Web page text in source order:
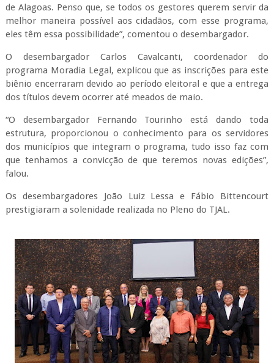
de Alagoas. Penso que, se todos os gestores querem servir da
melhor maneira possível aos cidadãos, com esse programa,
eles têm essa possibilidade”, comentou o desembargador.
O desembargador Carlos Cavalcanti, coordenador do
programa Moradia Legal, explicou que as inscrições para este
biênio encerraram devido ao período eleitoral e que a entrega
dos títulos devem ocorrer até meados de maio.
“O desembargador Fernando Tourinho está dando toda
estrutura, proporcionou o conhecimento para os servidores
dos municípios que integram o programa, tudo isso faz com
que tenhamos a convicção de que teremos novas edições”,
falou.
Os desembargadores João Luiz Lessa e Fábio Bittencourt
prestigiaram a solenidade realizada no Pleno do TJAL.